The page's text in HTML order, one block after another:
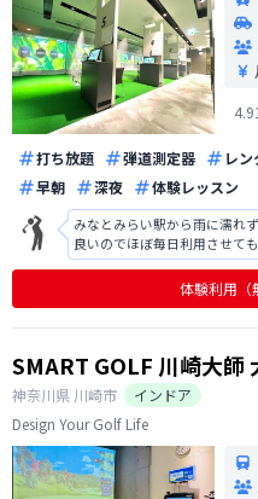
4.91
打ち放題 弾道測定器 レ
早朝
深夜 体験レッスン
みなとみらい駅から雨に濡れ
良いのでほぼ毎日利用させて
気軽にふらっと利用できるの
体験利用（
SMART GOLF 川崎大師
神奈川県 川崎市
インドア
Design Your Golf Life